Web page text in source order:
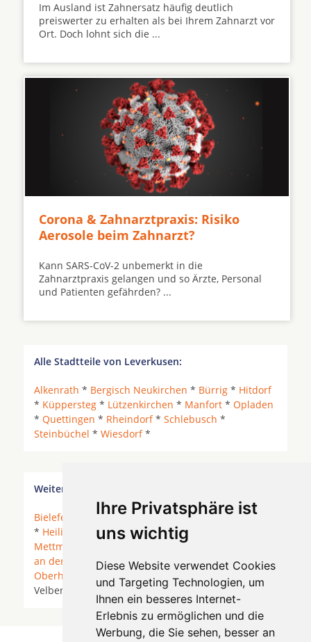
Ihre Privatsphäre ist
uns wichtig
Diese Website verwendet Cookies
und Targeting Technologien, um
Ihnen ein besseres Internet-
Erlebnis zu ermöglichen und die
Werbung, die Sie sehen, besser an
Im Ausland ist Zahnersatz häufig deutlich
preiswerter zu erhalten als bei Ihrem Zahnarzt vor
Ort. Doch lohnt sich die ...
Corona & Zahnarztpraxis: Risiko
Aerosole beim Zahnarzt?
Kann SARS-CoV-2 unbemerkt in die
Zahnarztpraxis gelangen und so Ärzte, Personal
und Patienten gefährden? ...
Alle Stadtteile von Leverkusen:
Alkenrath * Bergisch Neukirchen * Bürrig * Hitdorf
* Küppersteg * Lützenkirchen * Manfort * Opladen
* Quettingen * Rheindorf* Schlebusch *
Steinbüchel * Wiesdorf*
Weitere Orte in der Nähe von Leverkusen
Bielefeld Duisburg * Düsseldorf* Erkrath *Essen
* Heiligenhaus*Kaarst*Krefeld
Mettmann
* Mönchengladbach *
an der Ruhr
* Neukirchen-Vluyn *Neuss*
Oberhausen
Ratingen
* Rheurdt * Tönisvorst *
Velbert *
Willich* Wuppertal * Wülfrath *